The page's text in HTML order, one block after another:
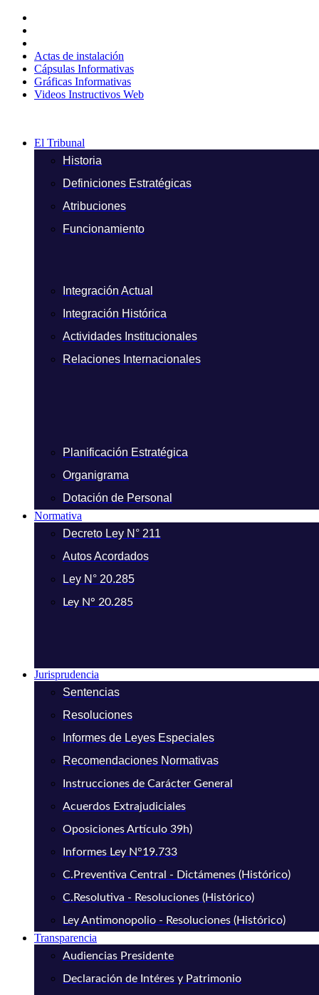
contenido
Actas de instalación
Cápsulas Informativas
Gráficas Informativas
Videos Instructivos Web
El Tribunal
Historia
Definiciones Estratégicas
Atribuciones
Funcionamiento
Integración Actual
Integración Histórica
Actividades Institucionales
Relaciones Internacionales
Planificación Estratégica
Organigrama
Dotación de Personal
Normativa
Decreto Ley N° 211
Autos Acordados
Ley N° 20.285
Ley N° 20.285
Jurisprudencia
Sentencias
Resoluciones
Informes de Leyes Especiales
Recomendaciones Normativas
Instrucciones de Carácter General
Acuerdos Extrajudiciales
Oposiciones Artículo 39h)
Informes Ley N°19.733
C.Preventiva Central - Dictámenes (Histórico)
C.Resolutiva - Resoluciones (Histórico)
Ley Antimonopolio - Resoluciones (Histórico)
Transparencia
Audiencias Presidente
Declaración de Intéres y Patrimonio